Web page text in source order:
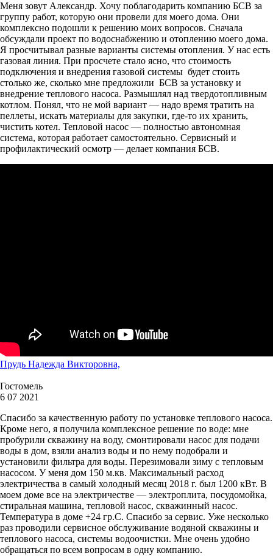
Меня зовут Александр. Хочу поблагодарить компанию БСВ за
группу работ, которую они провели для моего дома. Они
комплексно подошли к решению моих вопросов. Сначала
обсуждали проект по водоснабжению и отоплению моего дома.
Я просчитывал разные варианты системы отопления. У нас есть
газовая линия. При просчете стало ясно, что стоимость
подключения и внедрения газовой системы будет стоить
столько же, сколько мне предложили БСВ за установку и
внедрение теплового насоса. Размышлял над твердотопливным
котлом. Понял, что не мой вариант — надо время тратить на
пеллеты, искать материалы для закупки, где-то их хранить,
чистить котел. Тепловой насос — полностью автономная
система, которая работает самостоятельно. Сервисный и
профилактический осмотр — делает компания БСВ.
Прудь Надежда Викторовна,
Гостомель
6 07 2021
Спасибо за качественную работу по установке теплового насоса.
Кроме него, я получила комплексное решение по воде: мне
пробурили скважину на воду, смонтировали насос для подачи
воды в дом, взяли анализ воды и по нему подобрали и
установили фильтра для воды. Перезимовали зиму с тепловым
насосом. У меня дом 150 м.кв. Максимальный расход
электричества в самый холодный месяц 2018 г. был 1200 кВт. В
моем доме все на электричестве — электроплита, посудомойка,
стиральная машина, тепловой насос, скважинный насос.
Температура в доме +24 гр.С. Спасибо за сервис. Уже несколько
раз проводили сервисное обслуживание водяной скважины и
теплового насоса, системы водоочистки. Мне очень удобно
обращаться по всем вопросам в одну компанию.